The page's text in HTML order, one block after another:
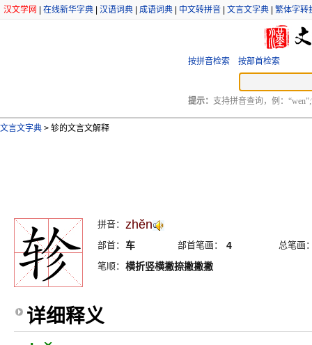
汉文学网 在线新华字典 汉语词典 成语词典 中文转拼音 文言文字典 繁体字转
按拼音检索 按部首检索
提示： 支持拼音查询，例：
文言文字典 > 轸的文言文解释
拼音： zhĕn
部首： 车 部首笔画： 4
总笔画
笔顺： 横折竖横撇捺撇撇撇
详细释义